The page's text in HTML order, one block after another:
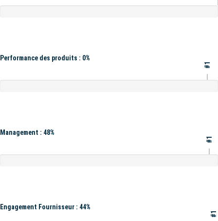
Performance des produits : 0%
#1
Management : 48%
#1
Engagement Fournisseur : 44%
#1